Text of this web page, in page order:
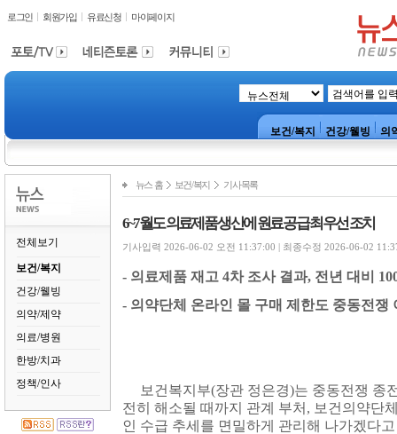
로그인 회원가입 유료신청 마이페이지
보건/복지 건강/웰빙 의
전체보기
보건/복지
건강/웰빙
의약/제약
의료/병원
한방/치과
정책/인사
뉴스 홈 보건/복지 기사목록
6~7월도 의료제품 생산에 원료 공급 최우선 조치
기사입력 2026-06-02 오전 11:37:00 | 최종수정 2026-06-02
- 의료제품 재고 4차 조사 결과, 전년 대비
- 의약단체 온라인 몰 구매 제한도 중동전쟁
보건복지부(장관 정은경)는 중동전쟁 종
전히 해소될 때까지 관계 부처 , 보건의약단
인 수급 추세를 면밀하게 관리해 나가겠다